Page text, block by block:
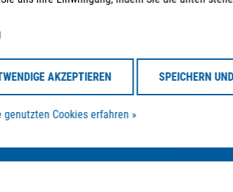
46
+49
AKZEPTIEREN SPEICHERN
genutzten Cookies erfahren »